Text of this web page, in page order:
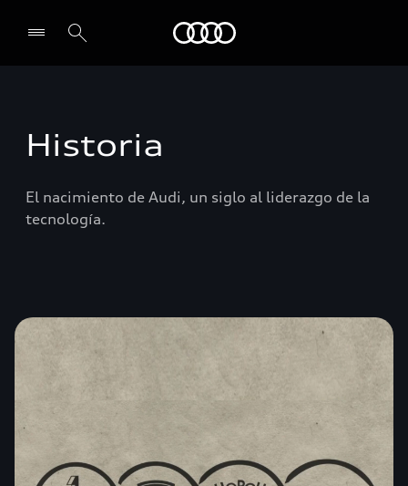
Historia
El nacimiento de Audi, un siglo al liderazgo de la
tecnología.